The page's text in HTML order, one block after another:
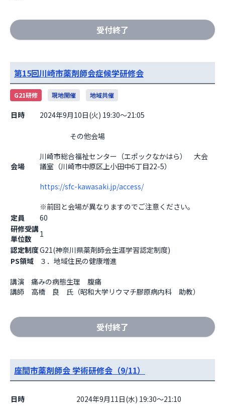
受付終了
第15回川崎市薬剤師会症候学研修会
G21研修 現地開催 地域共催
日時 2024年9月10日(火) 19:30～21:05
会場
川崎市総合福祉センター（エポックなかはら）　大会
議室（川崎市中原区上小田中6丁目22-5）
https://sfc-kawasaki.jp/access/
定員
60
研修受講
単位数
1
認定制度G21(神奈川県薬剤師会生涯学習認定制度)
PS領域
３．地域住民の健康増進
講演　痛みの病態生理　腹痛
講師　高橋　良　氏（昭和大学リウマチ膠原病内科　助教）
受付終了
座間市薬剤師会 学術研修会（9/11）
日時 2024年9月11日(水) 19:30～21:10